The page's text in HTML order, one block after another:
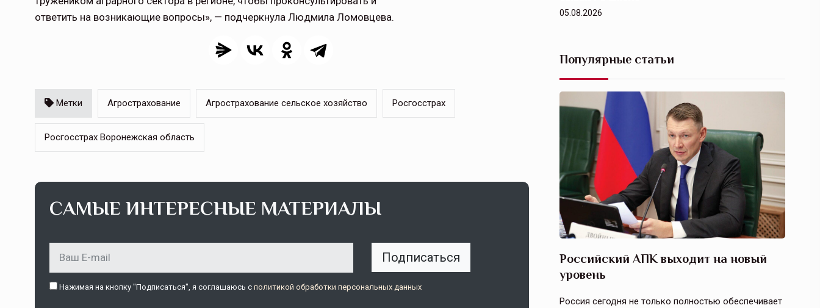
ответить на возникающие вопросы», — подчеркнула Людмила Ломовцева.
Метки Агрострахование Агрострахование сельское хозяйство Росгосстрах
Росгосстрах Воронежская область
САМЫЕ ИНТЕРЕСНЫЕ МАТЕРИАЛЫ
Подписаться
Нажимая на кнопку "Подписаться", я соглашаюсь c политикой обработки персональных данных
05.08.2026
Популярные статьи
Тамбов — под страховой защитой
Тамбовская область — не только
ОСАГО требует переосмысления
Нормативно-правовое регулирование страхового
Российский АПК выходит на новый
уровень
Россия сегодня не только полностью обеспечивает